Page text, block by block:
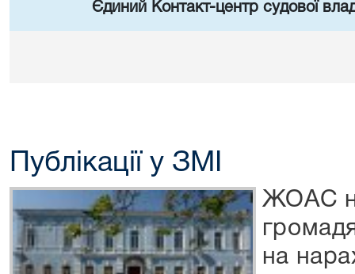
Єдиний Контакт-центр судової
Публікації у ЗМІ
ЖОАС
на